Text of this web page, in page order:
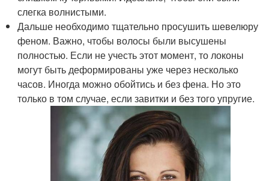
слегка волнистыми.
Дальше необходимо тщательно просушить шевелюру
феном. Важно, чтобы волосы были высушены
полностью. Если не учесть этот момент, то локоны
могут быть деформированы уже через несколько
часов. Иногда можно обойтись и без фена. Но это
только в том случае, если завитки и без того упругие.